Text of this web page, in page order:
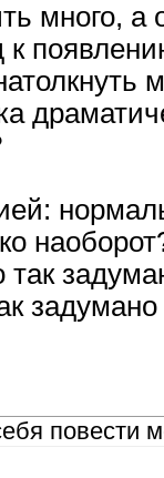
много, а
повести